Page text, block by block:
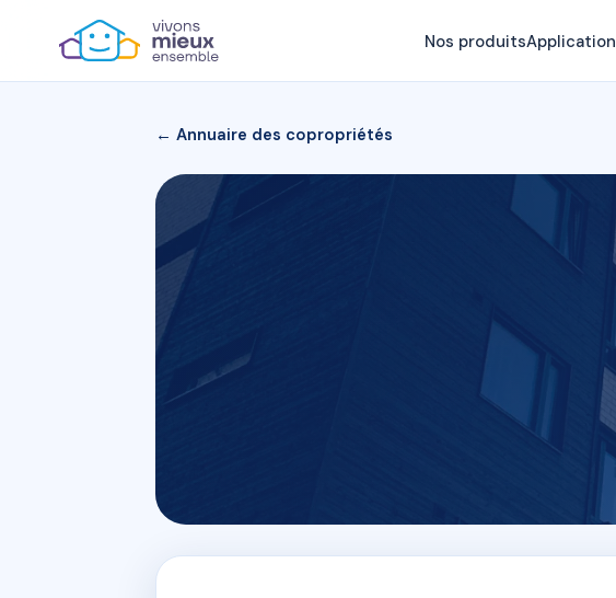
Nos produitsApplication
← Annuaire des copropriétés